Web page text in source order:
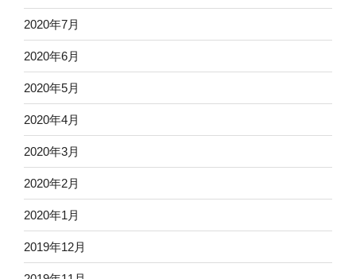
2020年7月
2020年6月
2020年5月
2020年4月
2020年3月
2020年2月
2020年1月
2019年12月